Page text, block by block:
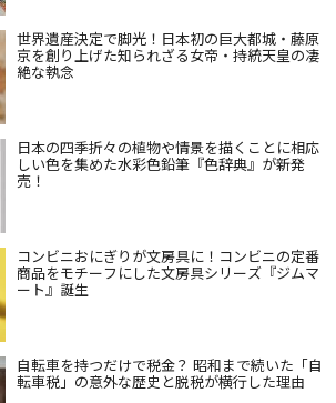
世界遺産決定で脚光！日本初の巨大都城・藤原
京を創り上げた知られざる女帝・持統天皇の凄
絶な執念
日本の四季折々の植物や情景を描くことに相応
しい色を集めた水彩色鉛筆『色辞典』が新発
売！
コンビニおにぎりが文房具に！コンビニの定番
商品をモチーフにした文房具シリーズ『ジムマ
ート』誕生
自転車を持つだけで税金？ 昭和まで続いた「自
転車税」の意外な歴史と脱税が横行した理由